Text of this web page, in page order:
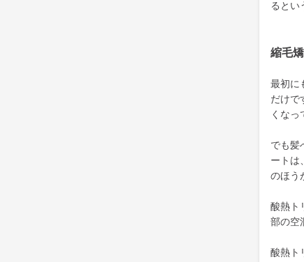
るとい
縮毛
最初に
だけで
くなっ
でも髪
ートは
のほう
酸熱ト
部の空
酸熱ト